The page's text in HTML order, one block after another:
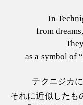
In
from
as a symbol of
テクニジカ
それに近似したも